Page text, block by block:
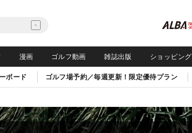
漫画 ゴルフ動画 雑誌出版 ショッピング
ボード ゴルフ場予約／毎週更新！限定優待プラン